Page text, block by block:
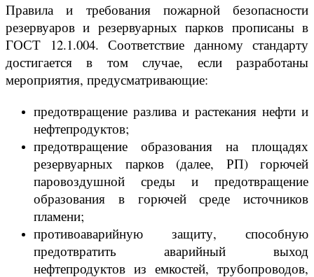
Правила и требования пожарной безопасности
резервуаров и резервуарных парков прописаны в
ГОСТ 12.1.004. Соответствие данному стандарту
достигается в том случае, если разработаны
мероприятия, предусматривающие:
предотвращение разлива и растекания нефти и
нефтепродуктов;
предотвращение образования на площадях
резервуарных парков (далее, РП) горючей
паровоздушной среды и предотвращение
образования в горючей среде источников
пламени;
противоаварийную защиту, способную
предотвратить аварийный выход
нефтепродуктов из емкостей, трубопроводов,